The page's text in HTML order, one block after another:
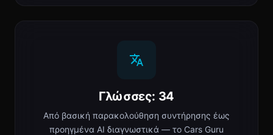
Γλώσσες: 34
Από βασική παρακολούθηση συντήρησης έως
προηγμένα AI διαγνωστικά — το Cars Guru